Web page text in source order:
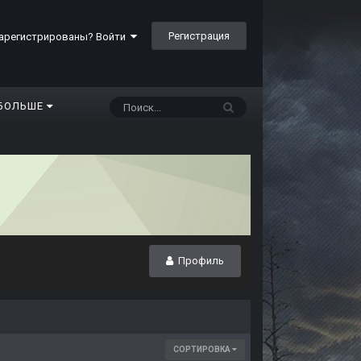
Войти Регистрация
Профиль
СОРТИРОВКА